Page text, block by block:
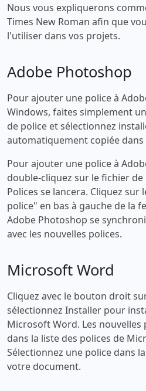
Nous vous expliquerons
Times New Roman afin que
l'utiliser dans vos projets.
Adobe Photoshop
Pour ajouter une police à
Windows, faites simplement
de police et sélectionnez
automatiquement copiée
Pour ajouter une police à
double-cliquez sur le fichier
Polices se lancera. Cliquez
police" en bas à gauche de la
Adobe Photoshop se
avec les nouvelles polices.
Microsoft Word
Cliquez avec le bouton droit
sélectionnez Installer pour
Microsoft Word. Les
dans la liste des polices de
Sélectionnez une police dans
votre document.